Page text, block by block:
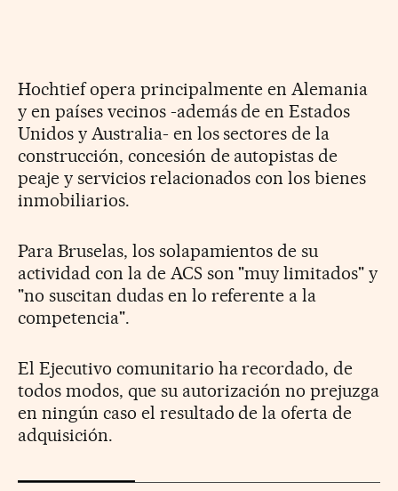
Hochtief opera principalmente en Alemania
y en países vecinos -además de en Estados
Unidos y Australia- en los sectores de la
construcción, concesión de autopistas de
peaje y servicios relacionados con los bienes
inmobiliarios.
Para Bruselas, los solapamientos de su
actividad con la de ACS son "muy limitados" y
"no suscitan dudas en lo referente a la
competencia".
El Ejecutivo comunitario ha recordado, de
todos modos, que su autorización no prejuzga
en ningún caso el resultado de la oferta de
adquisición.